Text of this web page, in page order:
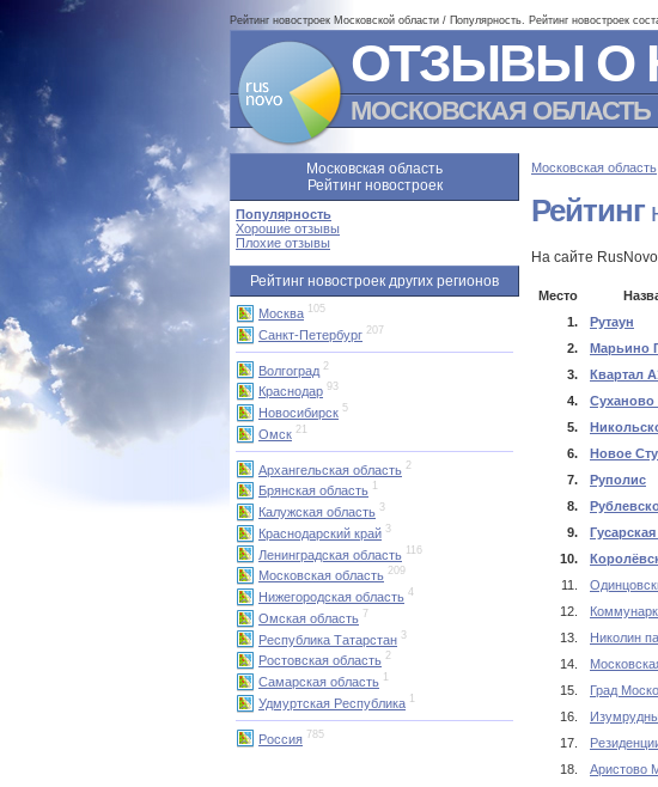
Рейтинг новостроек Московской области / Популярность. Рейтинг новостроек
ОТЗЫВЫ О
МОСКОВСКАЯ ОБЛАСТЬ
Московская область
Рейтинг новостроек
Популярность
Хорошие отзывы
Плохие отзывы
Рейтинг новостроек других регионов
Москва 105
Санкт-Петербург 207
Волгоград 2
Краснодар 93
Новосибирск 5
Омск 21
Архангельская область 2
Брянская область 1
Калужская область 3
Краснодарский край 3
Ленинградская область 116
Московская область 209
Нижегородская область 4
Омская область 7
Республика Татарстан 3
Ростовская область 2
Самарская область 1
Удмуртская Республика
Россия 785
Московская область
Рейтинг
На сайте
Место
1.
Рутаун
2.
Марьино
3.
Квартал
4.
Суханово
5.
6.
Новое
7.
Руполис
8.
9.
10.
11.
12.
13.
Николин
14.
15.
Град
16.
17.
18.
Аристово